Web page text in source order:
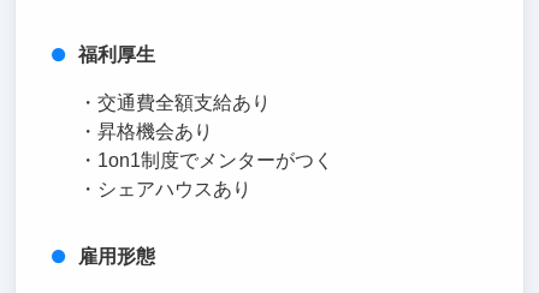
福利厚生
・交通費全額支給あり
・昇格機会あり
・1on1制度でメンターがつく
・シェアハウスあり
雇用形態